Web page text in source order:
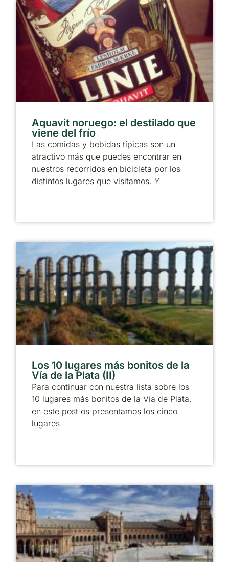
Aquavit noruego: el destilado que
viene del frío
Las comidas y bebidas típicas son un
atractivo más que puedes encontrar en
nuestros recorridos en bicicleta por los
distintos lugares que visitamos. Y
Los 10 lugares más bonitos de la
Vía de la Plata (II)
Para continuar con nuestra lista sobre los
10 lugares más bonitos de la Vía de Plata,
en este post os presentamos los cinco
lugares